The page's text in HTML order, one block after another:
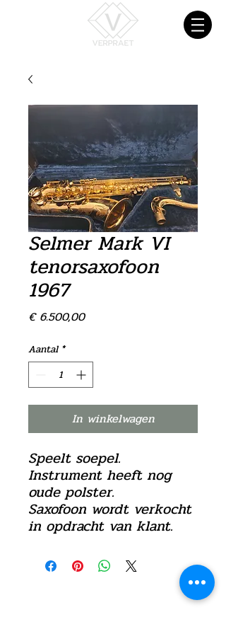
Selmer Mark VI
tenorsaxofoon
1967
€ 6.500,00Prijs
Aantal *
In winkelwagen
Speelt soepel.
Instrument heeft nog
oude polster.
Saxofoon wordt verkocht
in opdracht van klant.
©2021 door Verpraet Blaasinstrumenten